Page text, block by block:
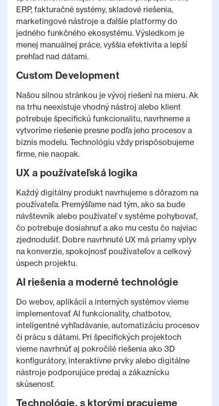
ERP, fakturačné systémy, skladové riešenia,
marketingové nástroje a ďalšie platformy do
jedného funkčného ekosystému. Výsledkom je
menej manuálnej práce, vyššia efektivita a lepší
prehľad nad dátami.
Custom Development
Našou silnou stránkou je vývoj riešení na mieru. Ak
na trhu neexistuje vhodný nástroj alebo klient
potrebuje špecifickú funkcionalitu, navrhneme a
vytvoríme riešenie presne podľa jeho procesov a
biznis modelu. Technológiu vždy prispôsobujeme
firme, nie naopak.
UX a používateľská logika
Každý digitálny produkt navrhujeme s dôrazom na
používateľa. Premýšľame nad tým, ako sa bude
návštevník alebo používateľ v systéme pohybovať,
čo potrebuje dosiahnuť a ako mu cestu čo najviac
zjednodušiť. Dobre navrhnuté UX má priamy vplyv
na konverzie, spokojnosť používateľov a celkový
úspech projektu.
AI riešenia a moderné technológie
Do webov, aplikácií a interných systémov vieme
implementovať AI funkcionality, chatbotov,
inteligentné vyhľadávanie, automatizáciu procesov
či prácu s dátami. Pri špecifických projektoch
vieme navrhnúť aj pokročilé riešenia ako 3D
konfigurátory, interaktívne prvky alebo digitálne
nástroje podporujúce predaj a zákaznícku
skúsenosť.
Technológie, s ktorými pracujeme